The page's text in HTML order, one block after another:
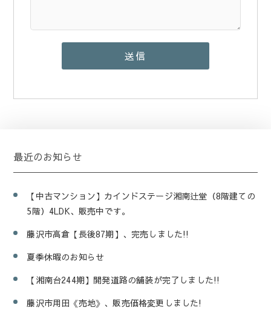
最近のお知らせ
【中古マンション】カインドステージ湘南辻堂（8階建ての
5階）4LDK、販売中です。
藤沢市高倉【長後87期】、完売しました!!
夏季休暇のお知らせ
【湘南台244期】開発道路の舗装が完了しました!!
藤沢市用田《売地》、販売価格変更しました!